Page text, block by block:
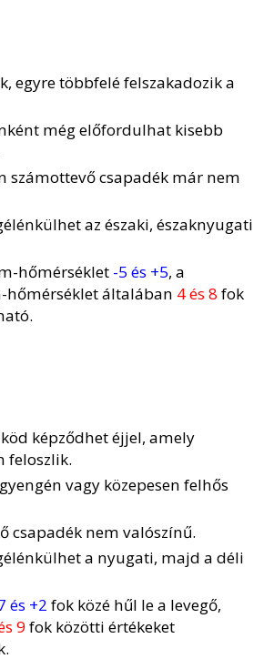
egyre többfelé felszakadozik a
még előfordulhat kisebb
számottevő csapadék már nem
az északi, északnyugati
hőmérséklet -5 és +5, a
általában 4 és 8 fok
képződhet éjjel, amely
feloszlik.
vagy közepesen felhős
csapadék nem valószínű.
a nyugati, majd a déli
és +2 fok közé hűl le a levegő,
9fok közötti értékeket